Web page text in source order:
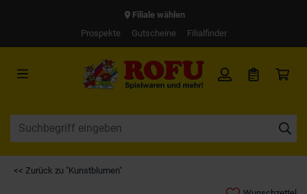
Filiale wählen
Prospekte
Gutscheine Filialfinder
<< Zurück zu "Kunstblumen"